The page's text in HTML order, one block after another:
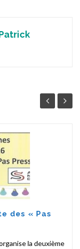
des « Pas
la deuxième